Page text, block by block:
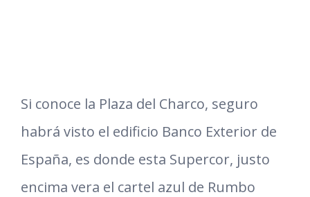
Si conoce la Plaza del Charco, seguro
habrá visto el edificio Banco Exterior de
España, es donde esta Supercor, justo
encima vera el cartel azul de Rumbo